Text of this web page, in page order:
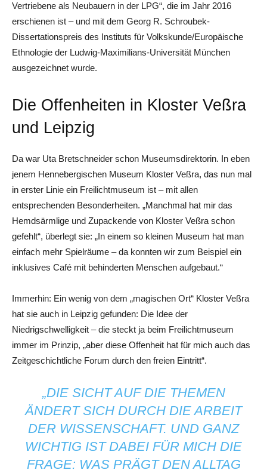
Vertriebene als Neubauern in der LPG“, die im Jahr 2016
erschienen ist – und mit dem Georg R. Schroubek-
Dissertationspreis des Instituts für Volkskunde/Europäische
Ethnologie der Ludwig-Maximilians-Universität München
ausgezeichnet wurde.
Die Offenheiten in Kloster Veßra
und Leipzig
Da war Uta Bretschneider schon Museumsdirektorin. In eben
jenem Hennebergischen Museum Kloster Veßra, das nun mal
in erster Linie ein Freilichtmuseum ist – mit allen
entsprechenden Besonderheiten. „Manchmal hat mir das
Hemdsärmlige und Zupackende von Kloster Veßra schon
gefehlt“, überlegt sie: „In einem so kleinen Museum hat man
einfach mehr Spielräume – da konnten wir zum Beispiel ein
inklusives Café mit behinderten Menschen aufgebaut.“
Immerhin: Ein wenig von dem „magischen Ort“ Kloster Veßra
hat sie auch in Leipzig gefunden: Die Idee der
Niedrigschwelligkeit – die steckt ja beim Freilichtmuseum
immer im Prinzip, „aber diese Offenheit hat für mich auch das
Zeitgeschichtliche Forum durch den freien Eintritt“.
„DIE SICHT AUF DIE THEMEN
ÄNDERT SICH DURCH DIE ARBEIT
DER WISSENSCHAFT. UND GANZ
WICHTIG IST DABEI FÜR MICH DIE
FRAGE: WAS PRÄGT DEN ALLTAG